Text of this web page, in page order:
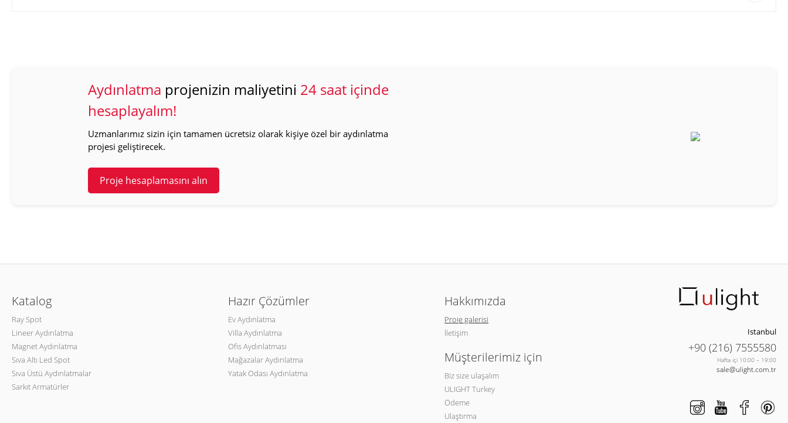
Aydınlatma projenizin maliyetini 24 saat içinde
hesaplayalım!
Uzmanlarımız sizin için tamamen ücretsiz olarak kişiye özel bir aydınlatma
projesi geliştirecek.
Proje hesaplamasını alın
Katalog
Ray Spot
Lineer Aydınlatma
Magnet Aydınlatma
Sıva Altı Led Spot
Sıva Üstü Aydınlatmalar
Sarkıt Armatürler
Hazır Çözümler
Ev Aydınlatma
Villa Aydınlatma
Ofis Aydınlatması
Mağazalar Aydınlatma
Yatak Odası Aydınlatma
Hakkımızda
Proje galerisi
İletişim
Müşterilerimiz için
Biz size ulaşalım
ULIGHT Turkey
Ödeme
Ulaştırma
Istanbul
+90 (216) 7555580
Hafta içi 10:00 – 19:00
sale@ulight.com.tr